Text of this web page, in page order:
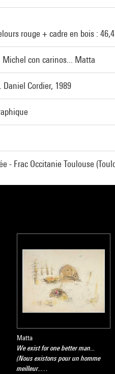
rouge + cadre en bois :
Michel con carinos... Matta
Cordier, 1989
- Frac Occitanie Toulouse
Matta
We exist for one better man...
(Nous existons pour un homme
meilleur..…